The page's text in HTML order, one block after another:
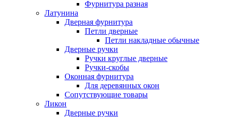
Фурнитура разная
Латунина
Дверная фурнитура
Петли дверные
Петли накладные обычные
Дверные ручки
Ручки круглые дверные
Ручки-скобы
Оконная фурнитура
Для деревянных окон
Сопутствующие товары
Ликон
Дверные ручки